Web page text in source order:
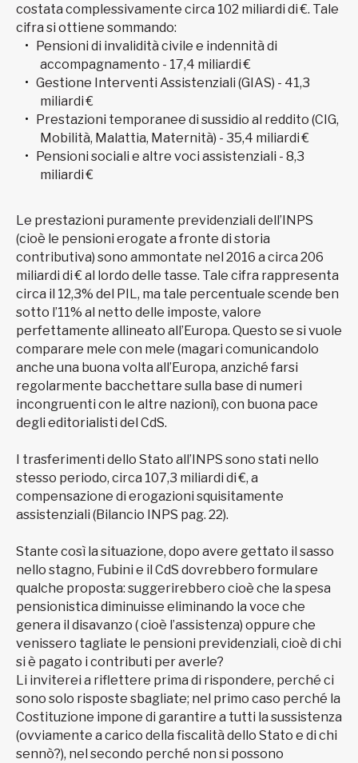
costata complessivamente circa 102 miliardi di €. Tale
cifra si ottiene sommando:
Pensioni di invalidità civile e indennità di
accompagnamento - 17,4 miliardi €
Gestione Interventi Assistenziali (GIAS) - 41,3
miliardi €
Prestazioni temporanee di sussidio al reddito (CIG,
Mobilità, Malattia, Maternità) - 35,4 miliardi €
Pensioni sociali e altre voci assistenziali - 8,3
miliardi €
Le prestazioni puramente previdenziali dell’INPS
(cioè le pensioni erogate a fronte di storia
contributiva) sono ammontate nel 2016 a circa 206
miliardi di € al lordo delle tasse. Tale cifra rappresenta
circa il 12,3% del PIL, ma tale percentuale scende ben
sotto l’11% al netto delle imposte, valore
perfettamente allineato all’Europa. Questo se si vuole
comparare mele con mele (magari comunicandolo
anche una buona volta all’Europa, anziché farsi
regolarmente bacchettare sulla base di numeri
incongruenti con le altre nazioni), con buona pace
degli editorialisti del CdS.
I trasferimenti dello Stato all’INPS sono stati nello
stesso periodo, circa 107,3 miliardi di €, a
compensazione di erogazioni squisitamente
assistenziali (Bilancio INPS pag. 22).
Stante così la situazione, dopo avere gettato il sasso
nello stagno, Fubini e il CdS dovrebbero formulare
qualche proposta: suggerirebbero cioè che la spesa
pensionistica diminuisse eliminando la voce che
genera il disavanzo ( cioè l’assistenza) oppure che
venissero tagliate le pensioni previdenziali, cioè di chi
si è pagato i contributi per averle?
Li inviterei a riflettere prima di rispondere, perché ci
sono solo risposte sbagliate; nel primo caso perché la
Costituzione impone di garantire a tutti la sussistenza
(ovviamente a carico della fiscalità dello Stato e di chi
sennò?), nel secondo perché non si possono